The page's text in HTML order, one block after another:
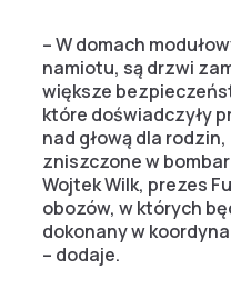
– W domach
namiotu, są drzwi
większe
które doświadczyły
nad głową dla
zniszczone w
Wojtek Wilk, prezes
obozów, w których
dokonany w
– dodaje.